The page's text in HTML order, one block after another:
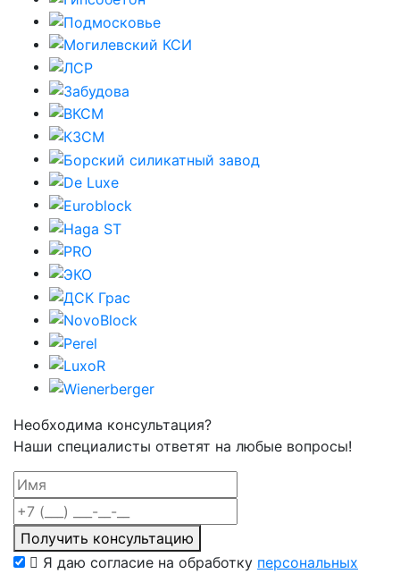
Необходима консультация?
Наши специалисты ответят на любые вопросы!
Получить консультацию
Я даю согласие на обработку персональных